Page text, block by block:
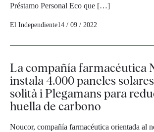
Préstamo Personal Eco que […]
El Independiente14 / 09 / 2022
La compañía farmacéutica
instala 4.000 paneles
solità i Plegamans para
huella de carbono
Noucor, compañía farmacéutica orientada al